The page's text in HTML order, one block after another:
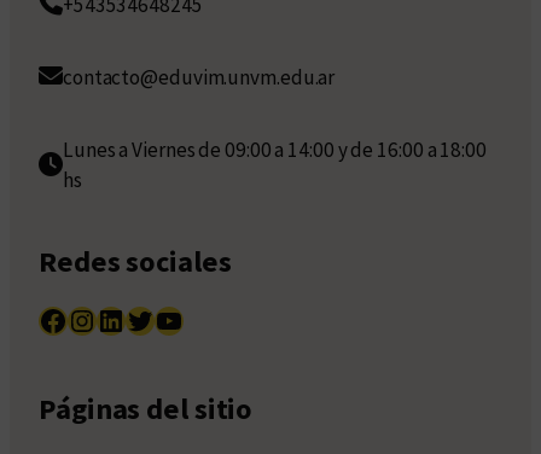
contacto@eduvim.unvm.edu.ar
Lunes a Viernes de 09:00 a 14:00 y de 16:00 a 18:00
hs
Redes sociales
Facebook InstagramLinkedIn Twitter YouTube
Páginas del sitio